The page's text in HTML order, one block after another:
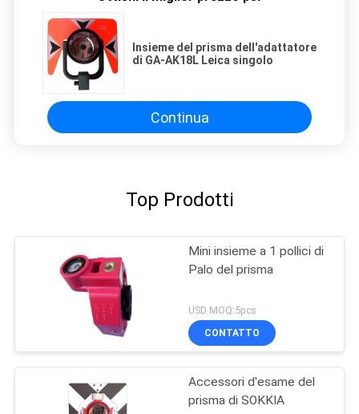
Insieme del prisma dell'adattatore
di GA-AK18L Leica singolo
Continua
Top Prodotti
Mini insieme a 1 pollici di
Palo del prisma
USD MOQ:5pcs
CONTATTO
Accessori d'esame del
prisma di SOKKIA